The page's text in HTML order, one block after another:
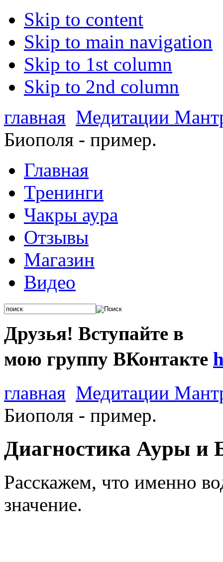
Skip to content
Skip to main navigation
Skip to 1st column
Skip to 2nd column
главная Медитации
Биополя - пример.
Главная
Тренинги
Чакры аура
Отзывы
Магазин
Видео
Друзья! Вступайте в
мою группу ВКонтакте
главная Медитации
Биополя - пример.
Диагностика Ауры и
Расскажем, что именно
значение.